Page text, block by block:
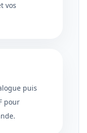
vos
puis
pour